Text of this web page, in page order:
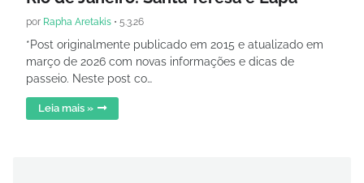
por Rapha Aretakis • 5.3.26
*Post originalmente publicado em 2015 e atualizado em
março de 2026 com novas informações e dicas de
passeio. Neste post co…
Leia mais »